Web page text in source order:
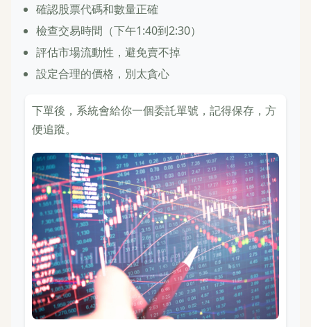
確認股票代碼和數量正確
檢查交易時間（下午1:40到2:30）
評估市場流動性，避免賣不掉
設定合理的價格，別太貪心
下單後，系統會給你一個委託單號，記得保存，方
便追蹤。